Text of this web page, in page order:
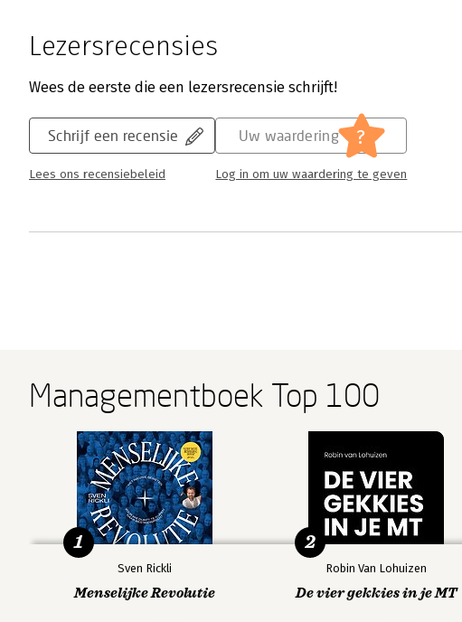
Lezersrecensies
Wees de eerste die een lezersrecensie schrijft!
Schrijf een recensie
Lees ons recensiebeleid
Uw waardering ?
Log in om uw waardering te geven
Managementboek Top 100
Sven Rickli
Menselijke Revolutie
1
Robin Van Lohuizen
De vier gekkies in je MT
2